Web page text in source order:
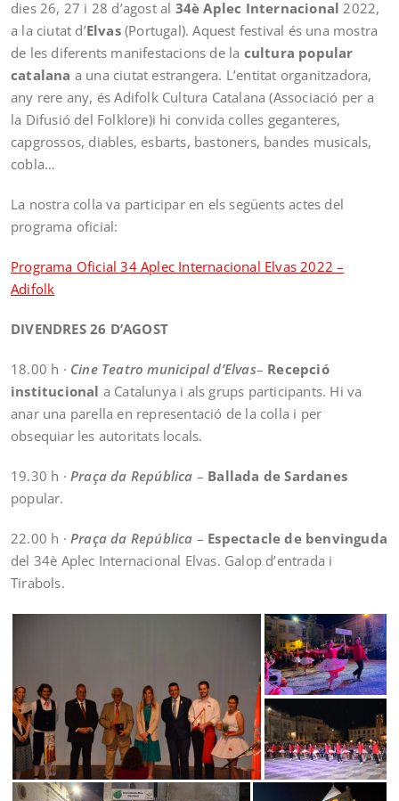
dies 26, 27 i 28 d’agost al 34è Aplec Internacional 2022,
a la ciutat d’Elvas(Portugal). Aquest festival és una mostra
de les diferents manifestacions de la cultura popular
catalana a una ciutat estrangera. L’entitat organitzadora,
any rere any, és Adifolk Cultura Catalana (Associació per a
la Difusió del Folklore)i hi convida colles geganteres,
capgrossos, diables, esbarts, bastoners, bandes musicals,
cobla…
La nostra colla va participar en els següents actes del
programa oficial:
Programa Oficial 34 Aplec Internacional Elvas 2022 –
Adifolk
DIVENDRES 26 D’AGOST
18.00 h · Cine Teatro municipal d’Elvas– Recepció
institucional a Catalunya i als grups participants. Hi va
anar una parella en representació de la colla i per
obsequiar les autoritats locals.
19.30 h · Praça da República – Ballada de Sardanes
popular.
22.00 h · Praça da República – Espectacle de benvinguda
del 34è Aplec Internacional Elvas. Galop d’entrada i
Tirabols.